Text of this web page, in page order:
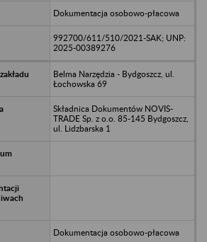
Dokumentacja osobowo-płacowa
992700/611/510/2021-SAK; UNP:
2025-00389276
Belma Narzędzia - Bydgoszcz, ul.
Łochowska 69
Składnica Dokumentów NOVIS-
TRADE Sp. z o.o. 85-145 Bydgoszcz,
ul. Lidzbarska 1
Dokumentacja osobowo-płacowa